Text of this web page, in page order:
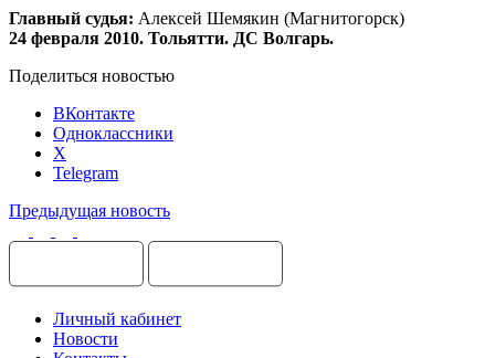
Главный судья: Алексей Шемякин (Магнитогорск)
24 февраля 2010. Тольятти. ДС Волгарь.
Поделиться новостью
ВКонтакте
Одноклассники
X
Telegram
Предыдущая новость
Личный кабинет
Новости